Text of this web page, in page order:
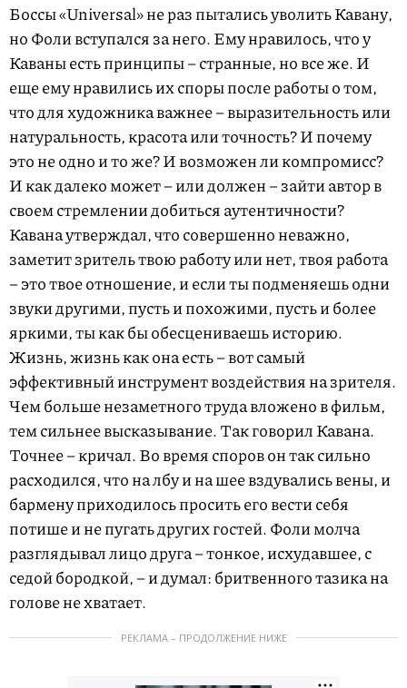
Боссы «Universal» не раз пытались уволить Кавану,
но Фоли вступался за него. Ему нравилось, что у
Каваны есть принципы – странные, но все же. И
еще ему нравились их споры после работы о том,
что для художника важнее – выразительность или
натуральность, красота или точность? И почему
это не одно и то же? И возможен ли компромисс?
И как далеко может – или должен – зайти автор в
своем стремлении добиться аутентичности?
Кавана утверждал, что совершенно неважно,
заметит зритель твою работу или нет, твоя работа
– это твое отношение, и если ты подменяешь одни
звуки другими, пусть и похожими, пусть и более
яркими, ты как бы обесцениваешь историю.
Жизнь, жизнь как она есть – вот самый
эффективный инструмент воздействия на зрителя.
Чем больше незаметного труда вложено в фильм,
тем сильнее высказывание. Так говорил Кавана.
Точнее – кричал. Во время споров он так сильно
расходился, что на лбу и на шее вздувались вены, и
бармену приходилось просить его вести себя
потише и не пугать других гостей. Фоли молча
разглядывал лицо друга – тонкое, исхудавшее, с
седой бородкой, – и думал: бритвенного тазика на
голове не хватает.
РЕКЛАМА – ПРОДОЛЖЕНИЕ НИЖЕ